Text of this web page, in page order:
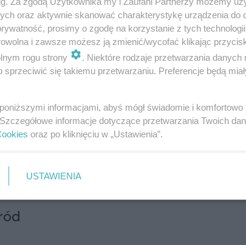
porodowe, odpowiadają one za rozwarcie
na świat
łożyska (porodem łożyska)
połogu i wspierają organizm w
karmienia piersią.
oraz aktywnie skanować charakterystykę urządzenia do
prosimy o zgodę na korzystanie z tych
i zawsze możesz ją zmienić/wycofać klikając
rogu strony
. Niektóre rodzaje przetwarzania
sprzeciwić się takiemu przetwarzaniu. Preferencje będą
informacjami, abyś mógł świadomie i
informacje dotyczące przetwarzania Twoich
oraz po kliknięciu w „Ustawienia”.
USTAWIENIA